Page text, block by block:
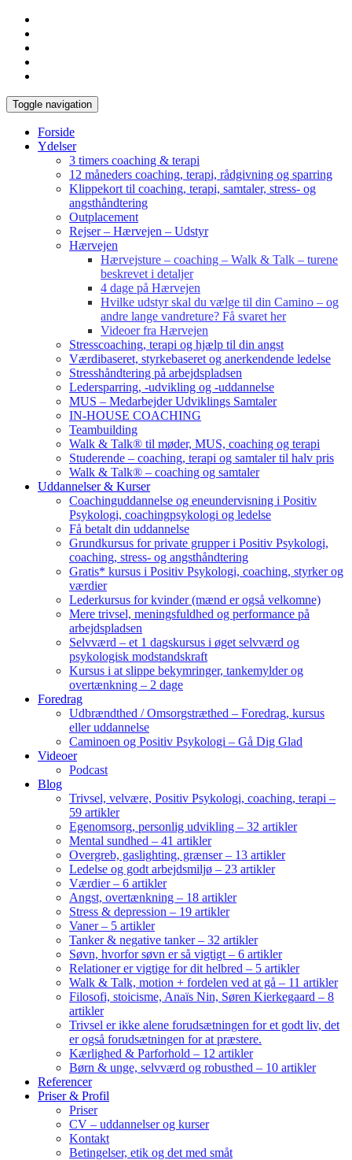
Toggle navigation
Forside
Ydelser
3 timers coaching & terapi
12 måneders coaching, terapi, rådgivning og sparring
Klippekort til coaching, terapi, samtaler, stress- og
angsthåndtering
Outplacement
Rejser – Hærvejen – Udstyr
Hærvejen
Hærvejsture – coaching – Walk & Talk – turene
beskrevet i detaljer
4 dage på Hærvejen
Hvilke udstyr skal du vælge til din Camino – og
andre lange vandreture? Få svaret her
Videoer fra Hærvejen
Stresscoaching, terapi og hjælp til din angst
Værdibaseret, styrkebaseret og anerkendende ledelse
Stresshåndtering på arbejdspladsen
Ledersparring, -udvikling og -uddannelse
MUS – Medarbejder Udviklings Samtaler
IN-HOUSE COACHING
Teambuilding
Walk & Talk® til møder, MUS, coaching og terapi
Studerende – coaching, terapi og samtaler til halv pris
Walk & Talk® – coaching og samtaler
Uddannelser & Kurser
Coachinguddannelse og eneundervisning i Positiv
Psykologi, coachingpsykologi og ledelse
Få betalt din uddannelse
Grundkursus for private grupper i Positiv Psykologi,
coaching, stress- og angsthåndtering
Gratis* kursus i Positiv Psykologi, coaching, styrker og
værdier
Lederkursus for kvinder (mænd er også velkomne)
Mere trivsel, meningsfuldhed og performance på
arbejdspladsen
Selvværd – et 1 dagskursus i øget selvværd og
psykologisk modstandskraft
Kursus i at slippe bekymringer, tankemylder og
overtænkning – 2 dage
Foredrag
Udbrændthed / Omsorgstræthed – Foredrag, kursus
eller uddannelse
Caminoen og Positiv Psykologi – Gå Dig Glad
Videoer
Podcast
Blog
Trivsel, velvære, Positiv Psykologi, coaching, terapi –
59 artikler
Egenomsorg, personlig udvikling – 32 artikler
Mental sundhed – 41 artikler
Overgreb, gaslighting, grænser – 13 artikler
Ledelse og godt arbejdsmiljø – 23 artikler
Værdier – 6 artikler
Angst, overtænkning – 18 artikler
Stress & depression – 19 artikler
Vaner – 5 artikler
Tanker & negative tanker – 32 artikler
Søvn, hvorfor søvn er så vigtigt – 6 artikler
Relationer er vigtige for dit helbred – 5 artikler
Walk & Talk, motion + fordelen ved at gå – 11 artikler
Filosofi, stoicisme, Anaïs Nin, Søren Kierkegaard – 8
artikler
Trivsel er ikke alene forudsætningen for et godt liv, det
er også forudsætningen for at præstere.
Kærlighed & Parforhold – 12 artikler
Børn & unge, selvværd og robusthed – 10 artikler
Referencer
Priser & Profil
Priser
CV – uddannelser og kurser
Kontakt
Betingelser, etik og det med småt